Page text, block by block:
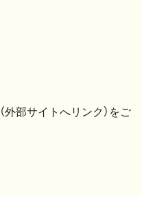
（外部サイトへリンク）をご